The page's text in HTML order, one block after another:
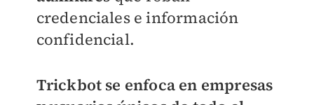
credenciales e información
confidencial.
Trickbot se enfoca en empresas